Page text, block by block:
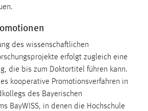
des wissenschaftlichen
erfolgt zugleich eine
die bis zum Doktortitel führen kann.
kooperative Promotionsverfahren in
des Bayerischen
BayWISS, in denen die Hochschule
erfassen Informationen anonym.
helfen uns zu verstehen, wie